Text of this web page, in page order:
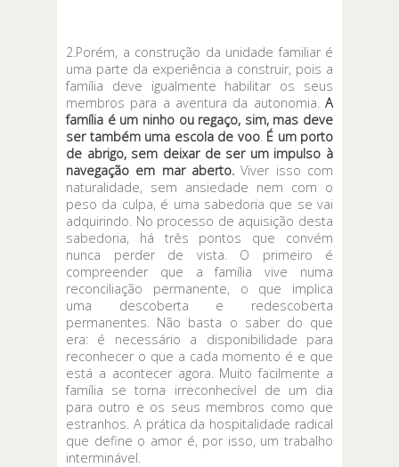
2.Porém, a construção da unidade familiar é
uma parte da experiência a construir, pois a
família deve igualmente habilitar os seus
membros para a aventura da autonomia. A
família é um ninho ou regaço, sim, mas deve
ser também uma escola de voo. É um porto
de abrigo, sem deixar de ser um impulso à
navegação em mar aberto. Viver isso com
naturalidade, sem ansiedade nem com o
peso da culpa, é uma sabedoria que se vai
adquirindo. No processo de aquisição desta
sabedoria, há três pontos que convém
nunca perder de vista. O primeiro é
compreender que a família vive numa
reconciliação permanente, o que implica
uma descoberta e redescoberta
permanentes. Não basta o saber do que
era: é necessário a disponibilidade para
reconhecer o que a cada momento é e que
está a acontecer agora. Muito facilmente a
família se torna irreconhecível de um dia
para outro e os seus membros como que
estranhos. A prática da hospitalidade radical
que define o amor é, por isso, um trabalho
interminável.